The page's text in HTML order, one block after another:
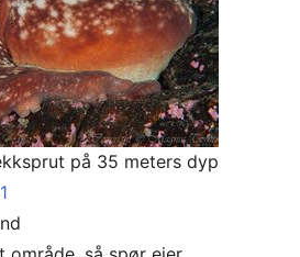
på 35 meters dyp